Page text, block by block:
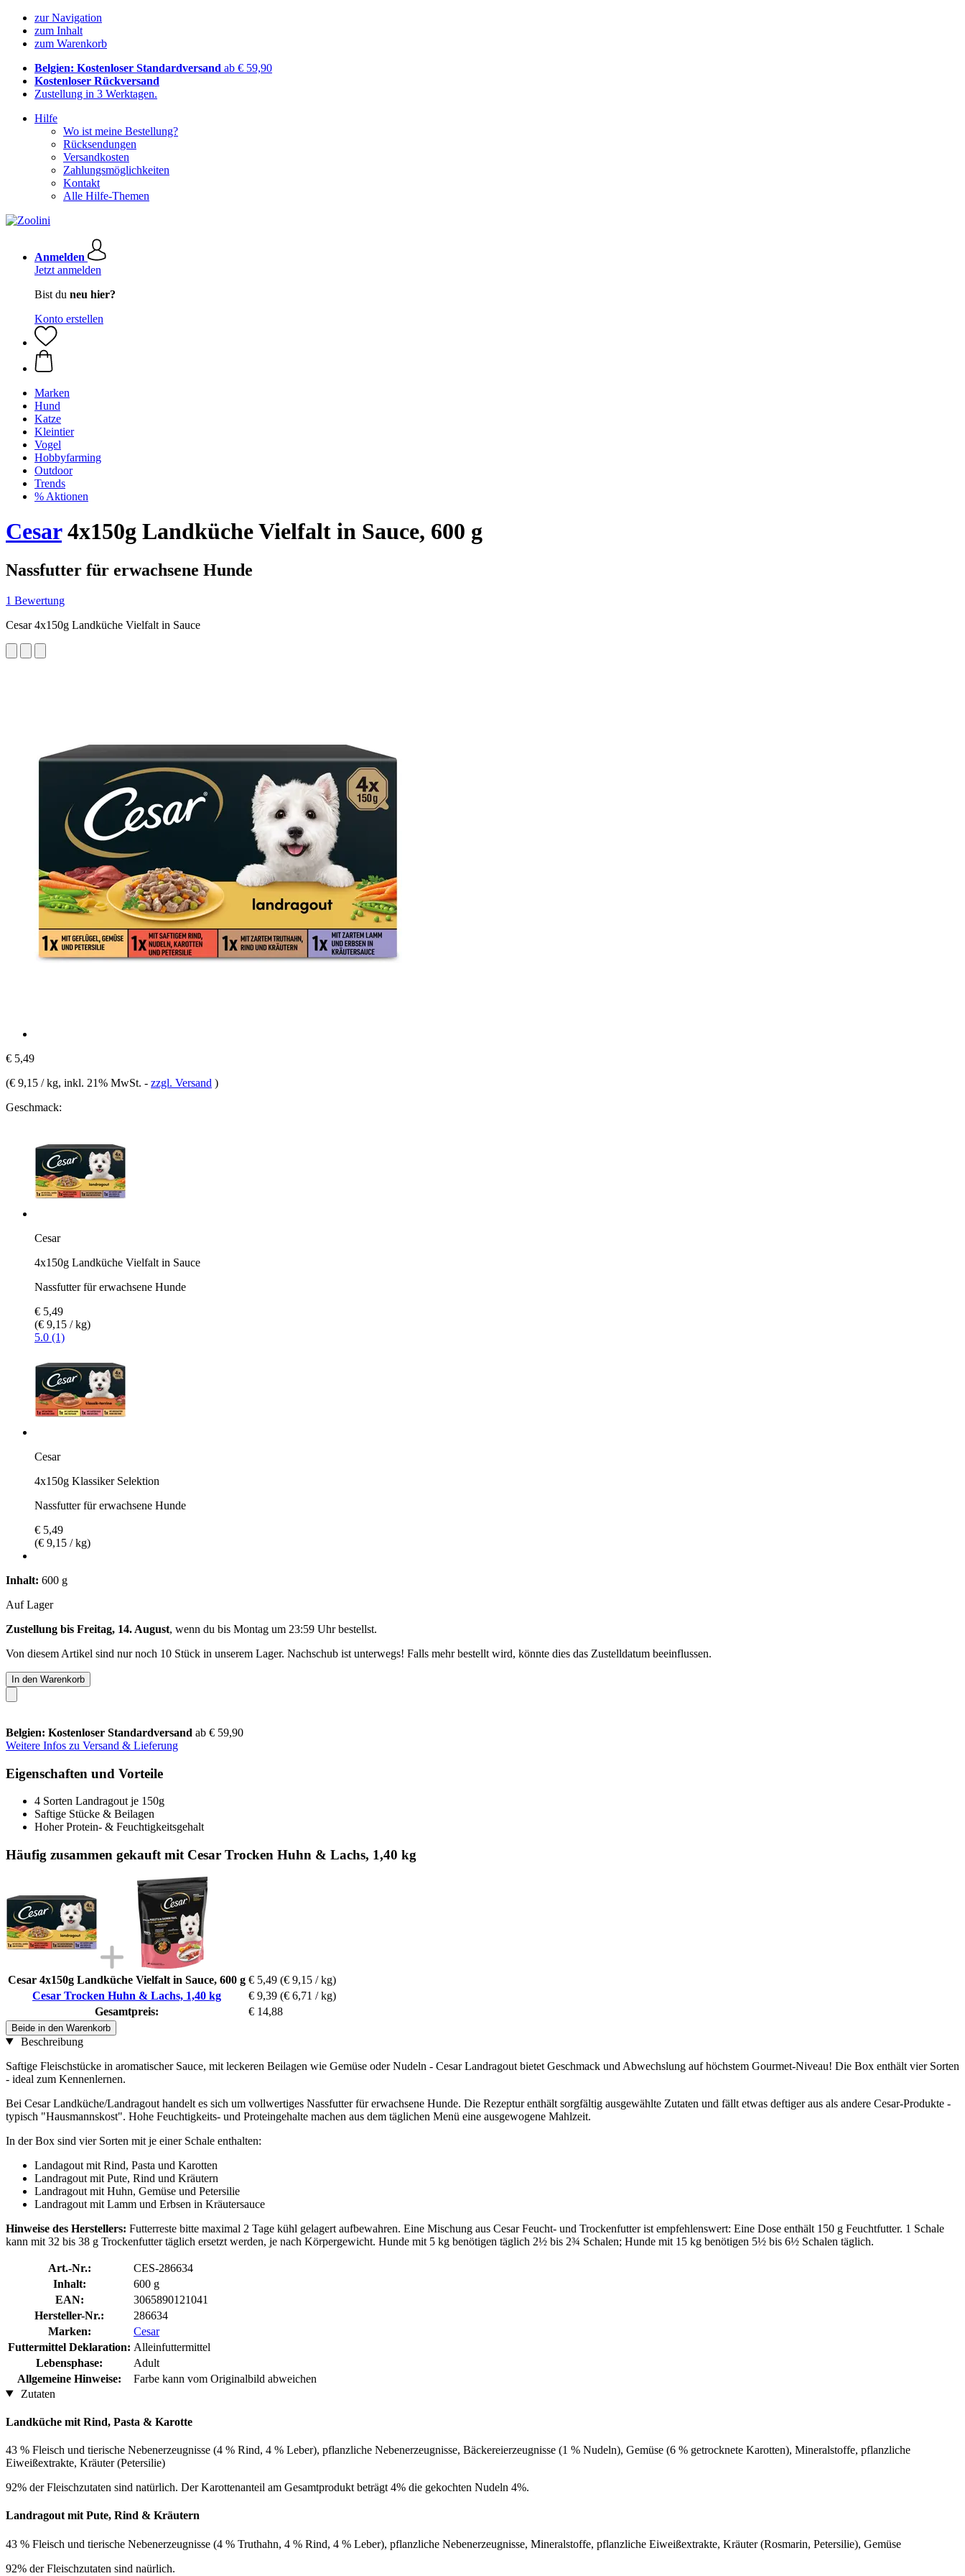
zur Navigation
zum Inhalt
zum Warenkorb
Belgien: Kostenloser Standardversand ab € 59,90
Kostenloser Rückversand
Zustellung in 3 Werktagen.
Hilfe
Wo ist meine Bestellung?
Rücksendungen
Versandkosten
Zahlungsmöglichkeiten
Kontakt
Alle Hilfe-Themen
Anmelden
Jetzt anmelden
Bist du neu hier?
Konto erstellen
Marken
Hund
Katze
Kleintier
Vogel
Hobbyfarming
Outdoor
Trends
% Aktionen
Cesar4x150g Landküche Vielfalt in Sauce, 600 g
Nassfutter für erwachsene Hunde
1 Bewertung
Cesar 4x150g Landküche Vielfalt in Sauce
€ 5,49
(€ 9,15 / kg, inkl. 21% MwSt. - zzgl. Versand )
Geschmack:
Cesar
4x150g Landküche Vielfalt in Sauce
Nassfutter für erwachsene Hunde
€ 5,49
(€ 9,15 / kg)
5.0 (1)
Cesar
4x150g Klassiker Selektion
Nassfutter für erwachsene Hunde
€ 5,49
(€ 9,15 / kg)
Inhalt: 600 g
Auf Lager
Zustellung bis Freitag, 14. August, wenn du bis Montag um 23:59 Uhrbestellst.
Von diesem Artikel sind nur noch 10 Stück in unserem Lager. Nachschub ist unterwegs! Falls mehr bestellt wird, könnte dies das Zustelldatum beeinflussen.
In den Warenkorb
Belgien: Kostenloser Standardversand ab € 59,90
Weitere Infos zu Versand & Lieferung
Eigenschaften und Vorteile
4 Sorten Landragout je 150g
Saftige Stücke & Beilagen
Hoher Protein- & Feuchtigkeitsgehalt
Häufig zusammen gekauft mit Cesar Trocken Huhn & Lachs, 1,40 kg
Cesar 4x150g Landküche Vielfalt in Sauce, 600 g € 5,49 (€ 9,15 / kg)
Cesar Trocken Huhn & Lachs, 1,40 kg
€ 9,39 (€ 6,71 / kg)
Gesamtpreis:
€ 14,88
Beide in den Warenkorb
Beschreibung
Saftige Fleischstücke in aromatischer Sauce, mit leckeren Beilagen wie Gemüse oder Nudeln - Cesar Landragout bietet Geschmack und Abwechslung auf höchstem Gourmet-Niveau! Die Box enthält vier Sorten
- ideal zum Kennenlernen.
Bei Cesar Landküche/Landragout handelt es sich um vollwertiges Nassfutter für erwachsene Hunde. Die Rezeptur enthält sorgfältig ausgewählte Zutaten und fällt etwas deftiger aus als andere Cesar-Produkte -
typisch "Hausmannskost". Hohe Feuchtigkeits- und Proteingehalte machen aus dem täglichen Menü eine ausgewogene Mahlzeit.
In der Box sind vier Sorten mit je einer Schale enthalten:
Landagout mit Rind, Pasta und Karotten
Landragout mit Pute, Rind und Kräutern
Landragout mit Huhn, Gemüse und Petersilie
Landragout mit Lamm und Erbsen in Kräutersauce
Hinweise des Herstellers: Futterreste bitte maximal 2 Tage kühl gelagert aufbewahren. Eine Mischung aus Cesar Feucht- und Trockenfutter ist empfehlenswert: Eine Dose enthält 150 g Feuchtfutter. 1 Schale
kann mit 32 bis 38 g Trockenfutter täglich ersetzt werden, je nach Körpergewicht. Hunde mit 5 kg benötigen täglich 2½ bis 2¾ Schalen; Hunde mit 15 kg benötigen 5½ bis 6½ Schalen täglich.
Art.-Nr.:
CES-286634
Inhalt:
600 g
EAN:
3065890121041
Hersteller-Nr.:
286634
Marken:
Cesar
Futtermittel Deklaration: Alleinfuttermittel
Lebensphase:
Adult
Allgemeine Hinweise:
Farbe kann vom Originalbild abweichen
Zutaten
Landküche mit Rind, Pasta & Karotte
43 % Fleisch und tierische Nebenerzeugnisse (4 % Rind, 4 % Leber), pflanzliche Nebenerzeugnisse, Bäckereierzeugnisse (1 % Nudeln), Gemüse (6 % getrocknete Karotten), Mineralstoffe, pflanzliche
Eiweißextrakte, Kräuter (Petersilie)
92% der Fleischzutaten sind natürlich. Der Karottenanteil am Gesamtprodukt beträgt 4% die gekochten Nudeln 4%.
Landragout mit Pute, Rind & Kräutern
43 % Fleisch und tierische Nebenerzeugnisse (4 % Truthahn, 4 % Rind, 4 % Leber), pflanzliche Nebenerzeugnisse, Mineralstoffe, pflanzliche Eiweißextrakte, Kräuter (Rosmarin, Petersilie), Gemüse
92% der Fleischzutaten sind naürlich.